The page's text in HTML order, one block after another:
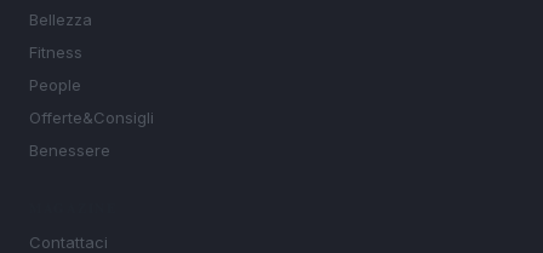
Bellezza
Fitness
People
Offerte&Consigli
Benessere
Contattaci